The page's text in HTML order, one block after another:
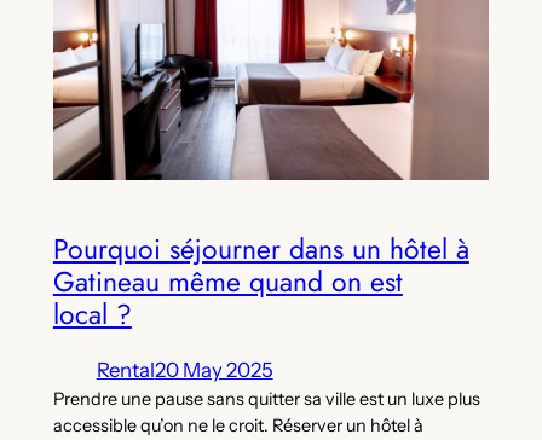
Pourquoi séjourner dans un hôtel à
Gatineau même quand on est
local ?
Rental20 May 2025
Prendre une pause sans quitter sa ville est un luxe plus
accessible qu’on ne le croit. Réserver un hôtel à